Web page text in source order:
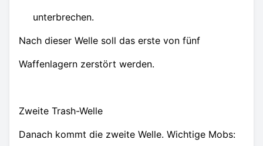
unterbrechen.
Nach dieser Welle soll das erste von fünf
Waffenlagern zerstört werden.
Zweite Trash-Welle
Danach kommt die zweite Welle. Wichtige Mobs: